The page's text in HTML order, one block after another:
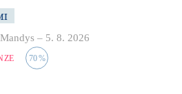
– 5. 8. 2026
70%